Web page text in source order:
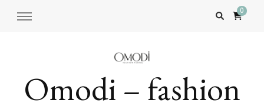
0
Omodi – fashion